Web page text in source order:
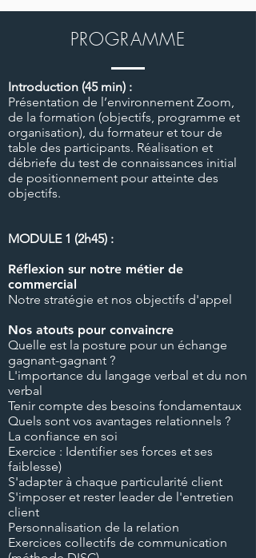
PROGRAMME
Introduction (45 min) :
Présentation de l’environnement Zoom,
de la formation (objectifs, programme et
organisation), du formateur et tour de
table des participants. Réalisation et
débriefe du test de connaissances initial
de positionnement pour atteinte des
objectifs.
MODULE 1 (2h45) :
Réflexion sur notre métier de
commercial
Notre stratégie et nos objectifs d'appel
Nos atouts pour convaincre
Quelle est la posture pour un échange
gagnant-gagnant ?
L'importance du langage verbal et du non
verbal
Tenir compte des besoins fondamentaux
Quels sont vos avantages relationnels ?
La confiance en soi
Exercice : Identifier ses forces et ses
faiblesse)
S'adapter à chaque particularité client
S'imposer et rester leader de l'entretien
client
Personnalisation de la relation
Exercices collectifs de communication